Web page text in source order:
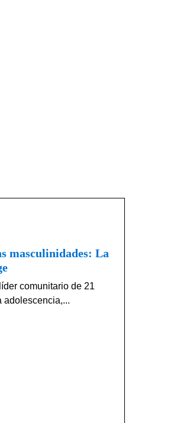
masculinidades: La
comunitario de 21
adolescencia,...